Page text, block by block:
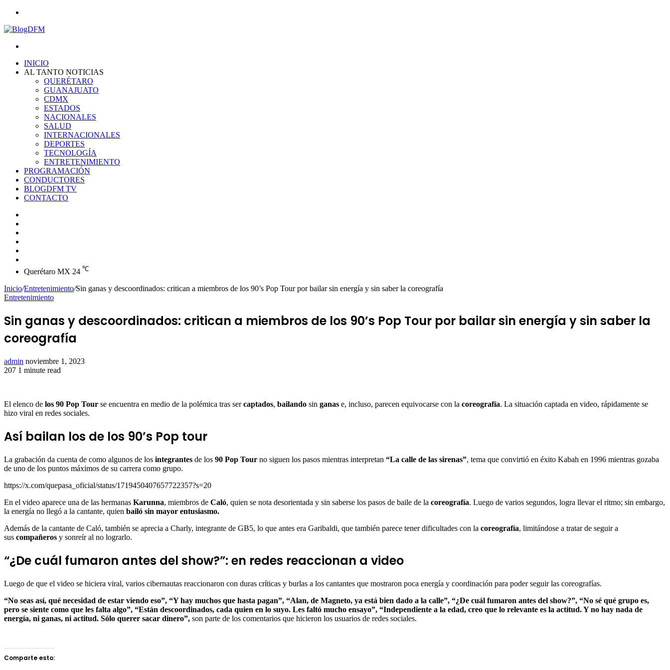
INICIO
AL TANTO NOTICIAS
QUERÉTARO
GUANAJUATO
CDMX
ESTADOS
NACIONALES
SALUD
INTERNACIONALES
DEPORTES
TECNOLOGÍA
ENTRETENIMIENTO
PROGRAMACIÓN
CONDUCTORES
BLOGDFM TV
CONTACTO
Querétaro MX 24 ℃
Inicio/Entretenimiento/Sin ganas y descoordinados: critican a miembros de los 90’s Pop Tour por bailar sin energía y sin saber la coreografía
Entretenimiento
Sin ganas y descoordinados: critican a miembros de los 90’s Pop Tour por bailar sin energía y sin saber la
coreografía
admin Send
an
noviembre 1, 2023
207 1 minute read
El elenco de los 90 Pop Tour se encuentra en medio de la polémica tras sercaptados, bailando sin ganas e, incluso, parecen equivocarse con la coreografía. La situación captada en video, rápidamente se
hizo viral en redes sociales.
Así bailan los de los 90’s Pop tour
La grabación da cuenta de como algunos de los integrantes de los 90 Pop Tour no siguen los pasos mientras interpretan “La calle de las sirenas”, tema que convirtió en éxito Kabah en 1996 mientras gozaba
de uno de los puntos máximos de su carrera como grupo.
https://x.com/quepasa_oficial/status/1719450407657722357?s=20
En el video aparece una de las hermanas Karunna, miembros de Caló, quien se nota desorientada y sin saberse los pasos de baile de la coreografía. Luego de varios segundos, logra llevar el ritmo; sin embargo,
la energía no llegó a la cantante, quien bailó sin mayor entusiasmo.
Además de la cantante de Caló, también se aprecia a Charly, integrante de GB5, lo que antes era Garibaldi, que también parece tener dificultades con la coreografía, limitándose a tratar de seguir a
sus compañeros y sonreír al no lograrlo.
“¿De cuál fumaron antes del show?”: en redes reaccionan a video
Luego de que el video se hiciera viral, varios cibernautas reaccionaron con duras críticas y burlas a los cantantes que mostraron poca energía y coordinación para poder seguir las coreografías.
“No seas así, qué necesidad de estar viendo eso”, “Y hay muchos que hasta pagan”, “Alan, de Magneto, ya está bien dado a la calle”, “¿De cuál fumaron antes del show?”, “No sé qué grupo es,
pero se siente como que les falta algo”, “Están descoordinados, cada quien en lo suyo. Les faltó mucho ensayo”, “Independiente a la edad, creo que lo relevante es la actitud. Y no hay nada de
energía, ni ganas, ni actitud. Sólo querer sacar dinero”, son parte de los comentarios que hicieron los usuarios de redes sociales.
Comparte esto: